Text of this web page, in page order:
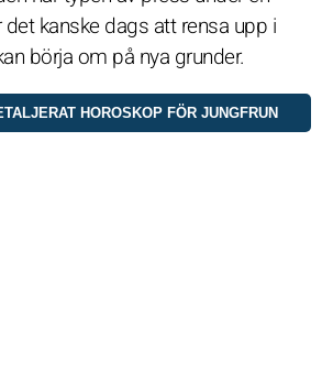
kanske dags att rensa upp i
börja om på nya grunder.